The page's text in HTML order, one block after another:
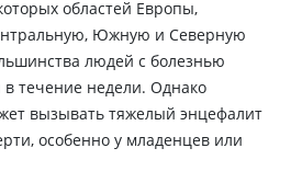
областей Европы,
Южную и Северную
людей с болезнью
в течение недели. Однако
вызывать тяжелый энцефалит
особенно у младенцев или